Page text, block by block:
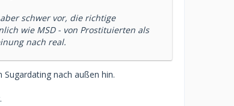
schwer vor, die richtige
wie MSD - von Prostituierten als
nach real.
nach außen hin.